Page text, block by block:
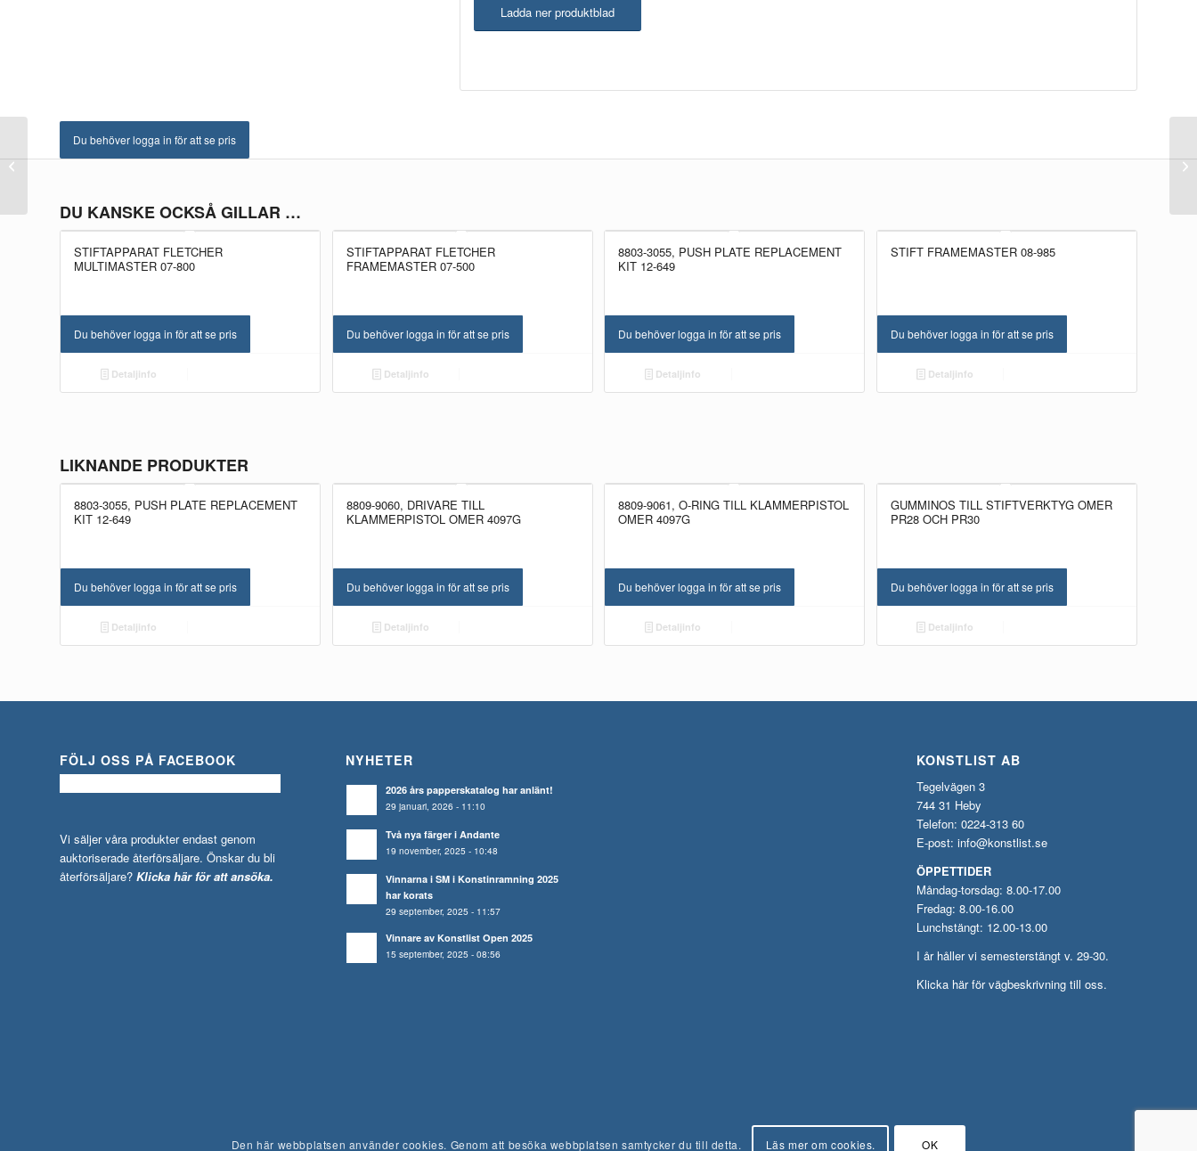
Ladda ner produktblad
Du behöver logga in för att se pris
DU KANSKE OCKSÅ GILLAR …
STIFTAPPARAT FLETCHER
MULTIMASTER 07-800
Du behöver logga in för att se pris
Detaljinfo
STIFTAPPARAT FLETCHER
FRAMEMASTER 07-500
Du behöver logga in för att se pris
Detaljinfo
8803-3055, PUSH PLATE REPLACEMENT
KIT 12-649
Du behöver logga in för att se pris
Detaljinfo
STIFT FRAMEMASTER 08-985
Du behöver logga in för att se pris
Detaljinfo
LIKNANDE PRODUKTER
8803-3055, PUSH PLATE REPLACEMENT
KIT 12-649
Du behöver logga in för att se pris
Detaljinfo
8809-9060, DRIVARE TILL
KLAMMERPISTOL OMER 4097G
Du behöver logga in för att se pris
Detaljinfo
8809-9061, O-RING TILL KLAMMERPISTOL
OMER 4097G
Du behöver logga in för att se pris
Detaljinfo
GUMMINOS TILL STIFTVERKTYG OMER
PR28 OCH PR30
Du behöver logga in för att se pris
Detaljinfo
FÖLJ OSS PÅ FACEBOOK
Vi säljer våra produkter endast genom
auktoriserade återförsäljare. Önskar du bli
återförsäljare? Klicka här för att ansöka.
NYHETER
2026 års papperskatalog har anlänt!
29 januari, 2026 - 11:10
Två nya färger i Andante
19 november, 2025 - 10:48
Vinnarna i SM i Konstinramning 2025
har korats
29 september, 2025 - 11:57
Vinnare av Konstlist Open 2025
15 september, 2025 - 08:56
KONSTLIST AB
Tegelvägen 3
744 31 Heby
Telefon: 0224-313 60
E-post: info@konstlist.se
ÖPPETTIDER
Måndag-torsdag: 8.00-17.00
Fredag: 8.00-16.00
Lunchstängt: 12.00-13.00
I år håller vi semesterstängt v. 29-30.
Klicka här för vägbeskrivning till oss.
Stift Multimaster med
Den här webbplatsen använder cookies. Genom att besöka webbplatsen samtycker du till detta. Läs mer om cookies. OK